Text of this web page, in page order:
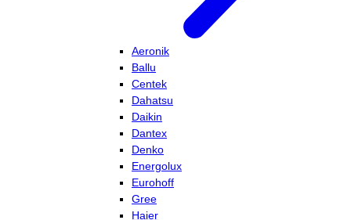
Aeronik
Ballu
Centek
Dahatsu
Daikin
Dantex
Denko
Energolux
Eurohoff
Gree
Haier